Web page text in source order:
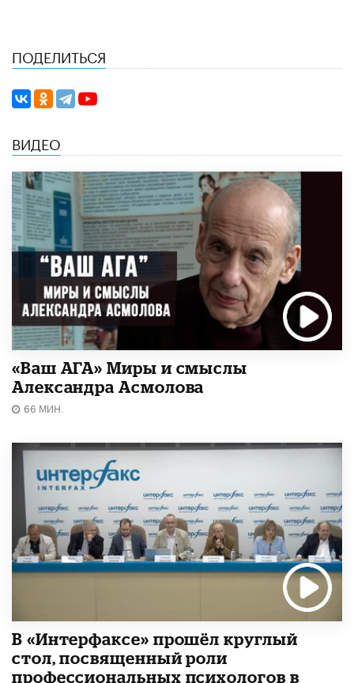
ПОДЕЛИТЬСЯ
ВИДЕО
«Ваш АГА» Миры и смыслы
Александра Асмолова
66 МИН.
В «Интерфаксе» прошёл круглый
стол, посвященный роли
профессиональных психологов в